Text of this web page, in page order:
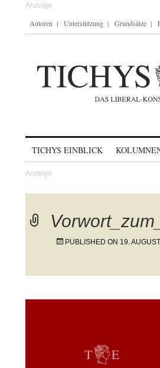
Autoren Unterstützung Grundsätze
TICHYS EINBLICK
PUBLISHED ON 19.